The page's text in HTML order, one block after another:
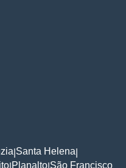
Santa Helena
Planalto São Francisco